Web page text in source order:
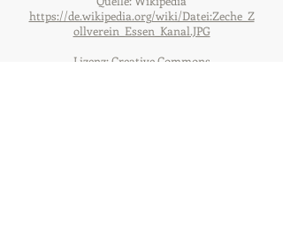
https://de.wikipedia.org/wiki/Datei:Zeche_Z
ollverein_Essen_Kanal.JPG
Lizenz: Creative Commons